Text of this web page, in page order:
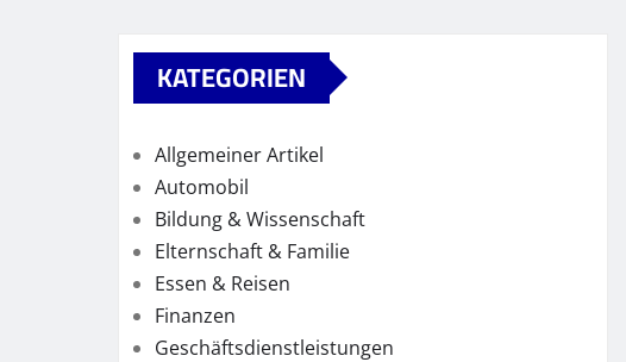
KATEGORIEN
Allgemeiner Artikel
Automobil
Bildung & Wissenschaft
Elternschaft & Familie
Essen & Reisen
Finanzen
Geschäftsdienstleistungen